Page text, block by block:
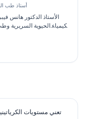
أستاذ طب
الكيمياء الحيوية
الحيوية. بصفته الرئيس
السريرية، يتخصص
المؤشرات
تعني مستويات